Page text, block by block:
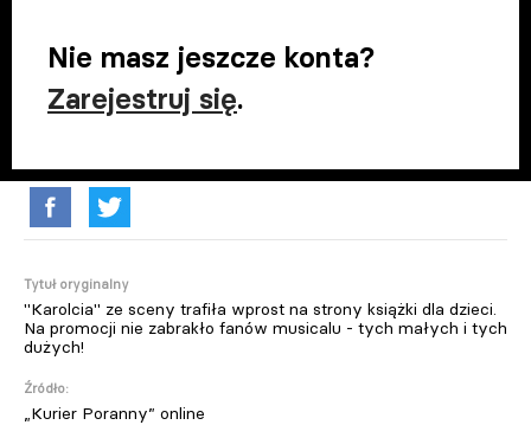
Nie masz jeszcze konta?
Zarejestruj się.
Tytuł oryginalny
"Karolcia" ze sceny trafiła wprost na strony książki dla dzieci.
Na promocji nie zabrakło fanów musicalu - tych małych i tych
dużych!
Źródło:
„Kurier Poranny” online